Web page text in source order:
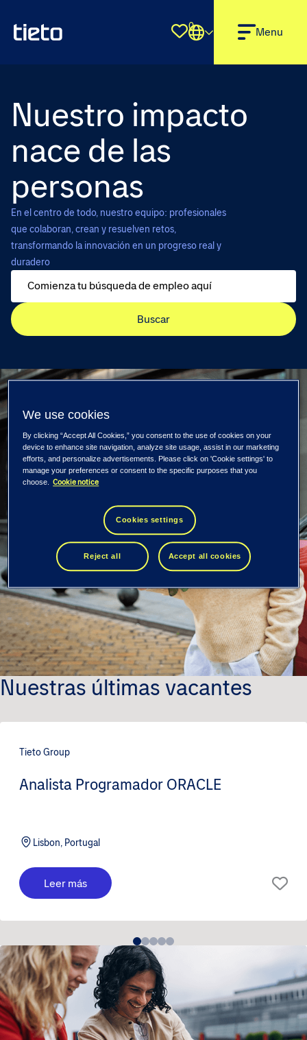
Shortlist
0 Menu
Nuestro impacto
nace de las
personas
En el centro de todo, nuestro equipo: profesionales
que colaboran, crean y resuelven retos,
transformando la innovación en un progreso real y
duradero
Buscar
Nuestras últimas vacantes
Analista Programador ORACLE
Lisbon, Portugal
Tieto Group
Leer más
We use cookies
By clicking “Accept All Cookies,” you consent to the use of cookies on your
device to enhance site navigation, analyze site usage, assist in our marketing
efforts, and personalize advertisements. Please click on 'Cookie settings' to
manage your preferences or consent to the specific purposes that you
choose.
Cookie notice
Cookies settings
Reject all Accept all cookies